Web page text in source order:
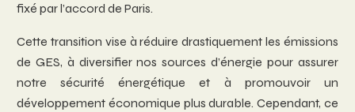
fixé par l’accord de Paris.
Cette transition vise à réduire drastiquement les émissions
de GES, à diversifier nos sources d’énergie pour assurer
notre sécurité énergétique et à promouvoir un
développement économique plus durable. Cependant, ce